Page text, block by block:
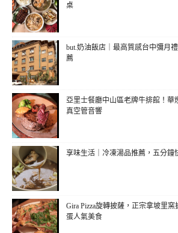
桌
but.奶油飯店｜最高質感台中彌月
薦
亞里士餐廳中山區老牌牛排館！華
真空管音響
享味生活｜冷凍湯品推薦，五分鐘
Gira Pizza旋轉披薩，正宗拿坡里
蛋人氣美食